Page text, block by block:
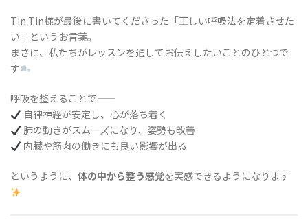
Tin Tin様が最後に書いてくださった「正しい呼吸法を定着させた
い」というお言葉。
まさに、私たちがレッスンを通してお伝えしたいことのひとつで
す
呼吸を整えることで——
自律神経が安定し、心が落ち着く
肺の動きがスムーズになり、姿勢も改善
内臓や筋肉の働きにも良い影響が出る
というように、 体の中から整う感覚を実感できるようになります